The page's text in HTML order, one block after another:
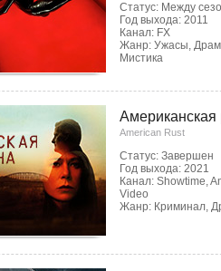
Статус: Между
Год выхода: 2011
Канал: FX
Жанр: Ужасы,
Мистика
Американская
American Rust
Статус: Завершен
Год выхода: 2021
Канал: Showtime,
Video
Жанр: Криминал,